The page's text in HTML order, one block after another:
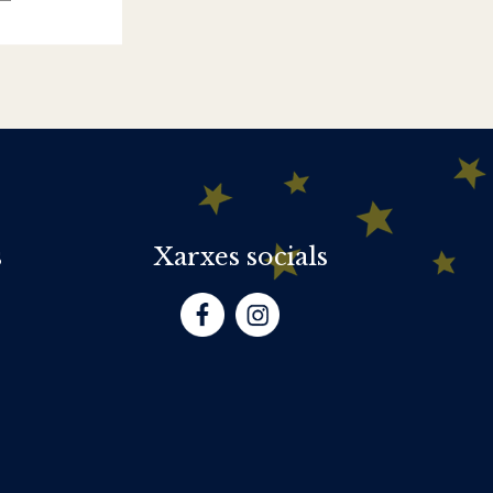
Xarxes socials